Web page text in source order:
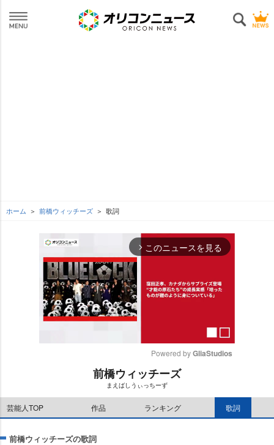
ホーム 前橋ウィッチーズ 歌詞
arrow_forward_ios このニュースを見る
Powered by GliaStudios
前橋ウィッチーズ
まえばしうぃっちーず
芸能人TOP 作品 ランキング 歌詞
前橋ウィッチーズの歌詞